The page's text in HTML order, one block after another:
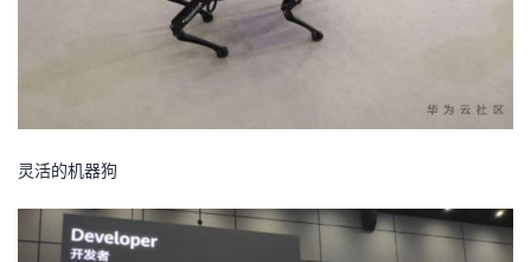
灵活的机器狗